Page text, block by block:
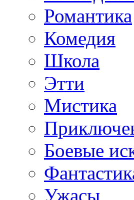
Романтика
Комедия
Школа
Этти
Мистика
Боевые
Ужасы